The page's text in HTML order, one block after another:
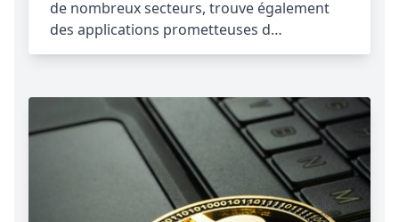
de nombreux secteurs, trouve également
des applications prometteuses d…